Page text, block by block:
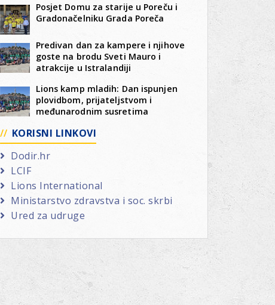
Posjet Domu za starije u Poreču i
Gradonačelniku Grada Poreča
Predivan dan za kampere i njihove
goste na brodu Sveti Mauro i
atrakcije u Istralandiji
Lions kamp mladih: Dan ispunjen
plovidbom, prijateljstvom i
međunarodnim susretima
KORISNI LINKOVI
Dodir.hr
LCIF
Lions International
Ministarstvo zdravstva i soc. skrbi
Ured za udruge